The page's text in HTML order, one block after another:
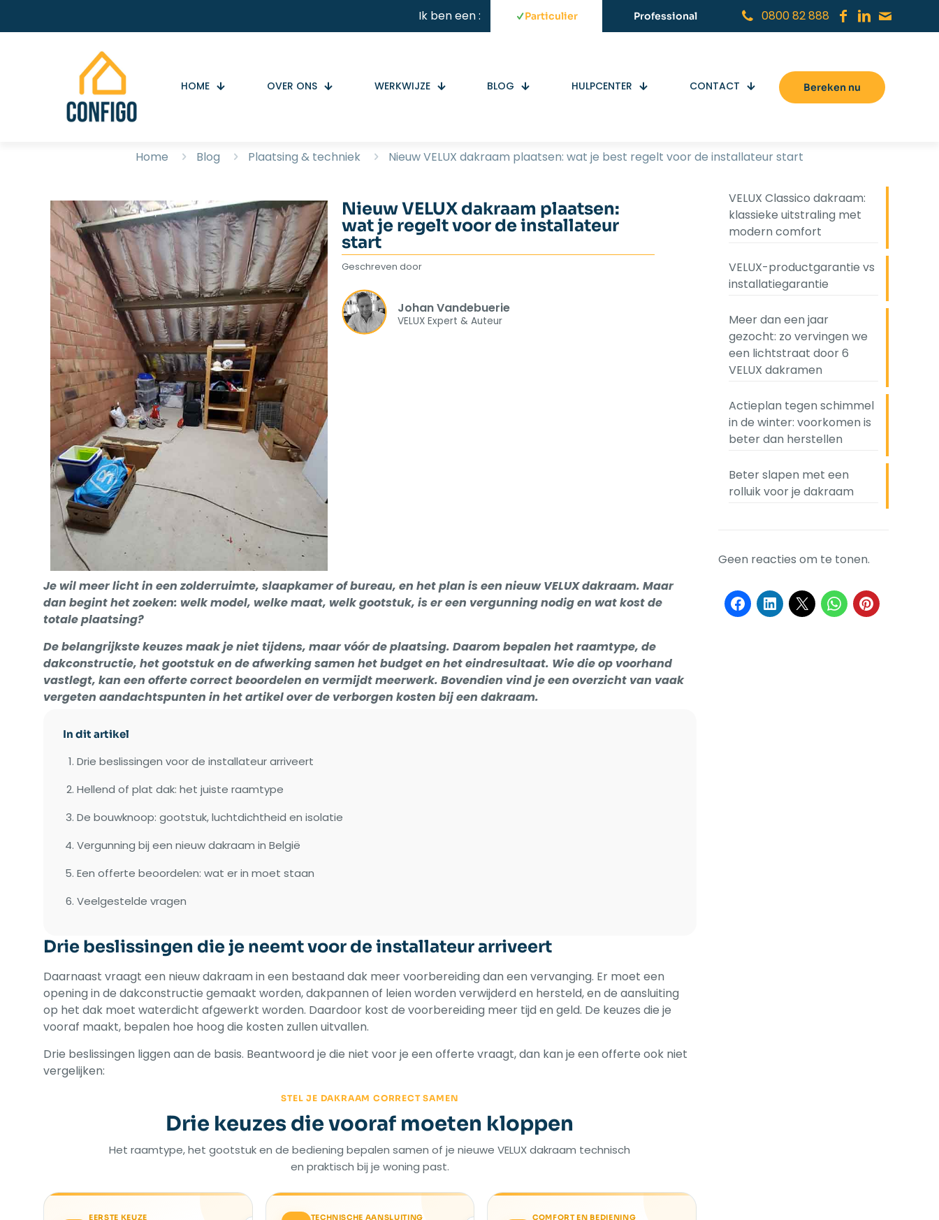
Ik ben een : Particulier Professional 0800 82 888
HOME OVER ONS WERKWIJZE BLOG HULPCENTER CONTACT Bereken nu
Home Blog Plaatsing & techniek Nieuw VELUX dakraam plaatsen: wat je best regelt voor de installateur start
Nieuw VELUX dakraam plaatsen:
wat je regelt voor de installateur
start
Geschreven door
Johan Vandebuerie
VELUX Expert & Auteur
Je wil meer licht in een zolderruimte, slaapkamer of bureau, en het plan is een nieuw VELUX dakraam. Maar
dan begint het zoeken: welk model, welke maat, welk gootstuk, is er een vergunning nodig en wat kost de
totale plaatsing?
De belangrijkste keuzes maak je niet tijdens, maar vóór de plaatsing. Daarom bepalen het raamtype, de
dakconstructie, het gootstuk en de afwerking samen het budget en het eindresultaat. Wie die op voorhand
vastlegt, kan een offerte correct beoordelen en vermijdt meerwerk. Bovendien vind je een overzicht van vaak
vergeten aandachtspunten in het artikel over de verborgen kosten bij een dakraam.
In dit artikel
Drie beslissingen voor de installateur arriveert
Hellend of plat dak: het juiste raamtype
De bouwknoop: gootstuk, luchtdichtheid en isolatie
Vergunning bij een nieuw dakraam in België
Een offerte beoordelen: wat er in moet staan
Veelgestelde vragen
Drie beslissingen die je neemt voor de installateur arriveert
Daarnaast vraagt een nieuw dakraam in een bestaand dak meer voorbereiding dan een vervanging. Er moet een
opening in de dakconstructie gemaakt worden, dakpannen of leien worden verwijderd en hersteld, en de aansluiting
op het dak moet waterdicht afgewerkt worden. Daardoor kost de voorbereiding meer tijd en geld. De keuzes die je
vooraf maakt, bepalen hoe hoog die kosten zullen uitvallen.
Drie beslissingen liggen aan de basis. Beantwoord je die niet voor je een offerte vraagt, dan kan je een offerte ook niet
vergelijken:
STEL JE DAKRAAM CORRECT SAMEN
Drie keuzes die vooraf moeten kloppen
Het raamtype, het gootstuk en de bediening bepalen samen of je nieuwe VELUX dakraam technisch
en praktisch bij je woning past.
EERSTE KEUZE TECHNISCHE AANSLUITING COMFORT EN BEDIENING
VELUX Classico dakraam:
klassieke uitstraling met
modern comfort
VELUX-productgarantie vs
installatiegarantie
Meer dan een jaar
gezocht: zo vervingen we
een lichtstraat door 6
VELUX dakramen
Actieplan tegen schimmel
in de winter: voorkomen is
beter dan herstellen
Beter slapen met een
rolluik voor je dakraam
Geen reacties om te tonen.